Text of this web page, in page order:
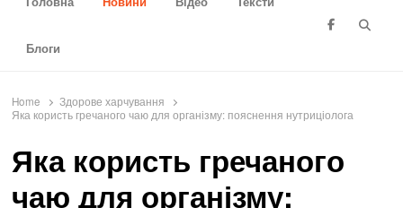
Блоги
Home
Здорове харчування
Яка користь гречаного чаю для організму: пояснення нутриціолога
Яка користь гречаного
чаю для організму: